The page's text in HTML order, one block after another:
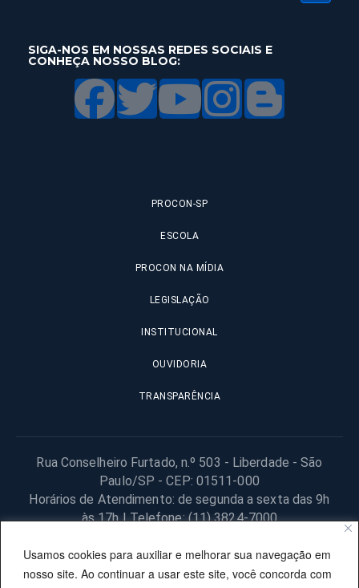
Usamos cookies para auxiliar e melhorar sua navegação em
nosso site. Ao continuar a usar este site, você concorda com
SIGA-NOS EM NOSSAS REDES SOCIAIS E
CONHEÇA NOSSO BLOG:
PROCON-SP
ESCOLA
PROCON NA MÍDIA
LEGISLAÇÃO
INSTITUCIONAL
OUVIDORIA
TRANSPARÊNCIA
Rua Conselheiro Furtado, n.º 503 - Liberdade - São
Paulo/SP - CEP: 01511-000
Horários de Atendimento: de segunda a sexta das 9h
às 17h | Telefone: (11) 3824-7000
© 2025 Fundação Procon – SP – Todos os direitos reservados. |
Site desenvolvido pela PRODESP.